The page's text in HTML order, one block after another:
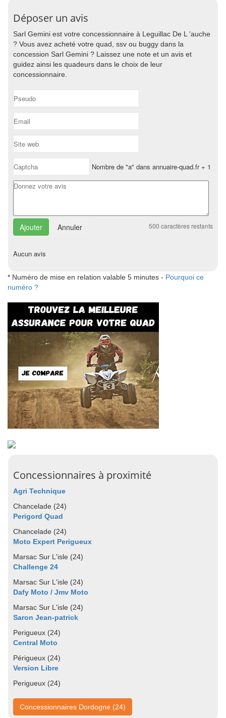
Déposer un avis
Sarl Gemini est votre concessionnaire à Leguillac De L 'auche
? Vous avez acheté votre quad, ssv ou buggy dans la
concession Sarl Gemini ? Laissez une note et un avis et
guidez ainsi les quadeurs dans le choix de leur
concessionnaire.
Nombre de "a" dans annuaire-quad.fr + 1
Annuler 500 caractères restants
Aucun avis
* Numéro de mise en relation valable 5 minutes - Pourquoi ce
numéro ?
Concessionnaires à proximité
Agri Technique
Chancelade (24)
Perigord Quad
Chancelade (24)
Moto Expert Perigueux
Marsac Sur L'isle (24)
Challenge 24
Marsac Sur L'isle (24)
Dafy Moto / Jmv Moto
Marsac Sur L'isle (24)
Saron Jean-patrick
Perigueux (24)
Central Moto
Périgueux (24)
Version Libre
Perigueux (24)
Concessionnaires Dordogne (24)